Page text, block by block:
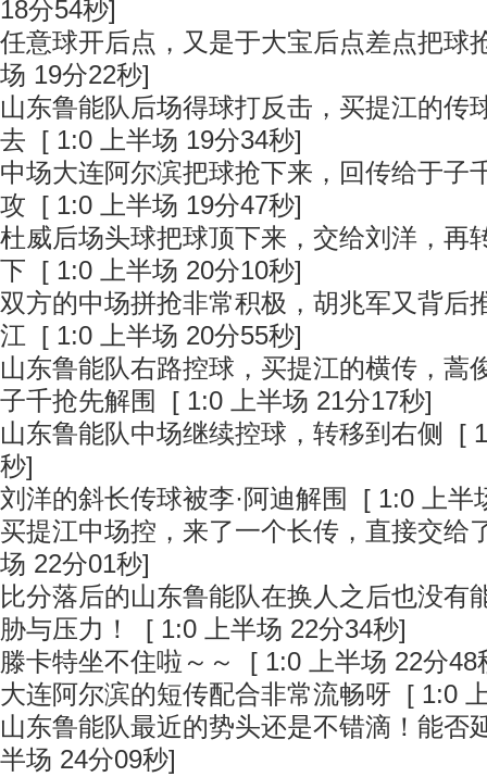
18分54秒]
任意球开后点，又是于大宝后点差点把球
场 19分22秒]
山东鲁能队后场得球打反击，买提江的传
去 [ 1:0 上半场 19分34秒]
中场大连阿尔滨把球抢下来，回传给于子
攻 [ 1:0 上半场 19分47秒]
杜威后场头球把球顶下来，交给刘洋，再
下 [ 1:0 上半场 20分10秒]
双方的中场拼抢非常积极，胡兆军又背后
江 [ 1:0 上半场 20分55秒]
山东鲁能队右路控球，买提江的横传，蒿
子千抢先解围
[ 1:0 上半场 21分17秒]
山东鲁能队中场继续控球，转移到右侧
[
秒]
刘洋的斜长传球被李·阿迪解围
[ 1:0 上半
买提江中场控，来了一个长传，直接交给
场 22分01秒]
比分落后的山东鲁能队在换人之后也没有
胁与压力！
[ 1:0 上半场 22分34秒]
滕卡特坐不住啦～～
[ 1:0 上半场 22分48
大连阿尔滨的短传配合非常流畅呀 [ 1:0
山东鲁能队最近的势头还是不错滴！能否
半场 24分09秒]